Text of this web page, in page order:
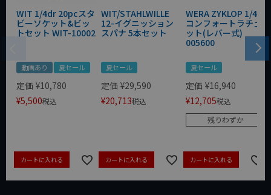
WIT 1/4dr 20pcスタ
ビーソケット&ビッ
トセット WIT-10002
動画あり 夏セール
定価 ¥10,780
¥5,500税込
カートに入れる
WIT/STAHLWILLE
12-イグニッション
スパナ 5本セット
夏セール
定価 ¥29,590
¥20,713税込
カートに入れる
WERA ZYKLOP 1/4"
コンフォートラチェ
ット(レバー式)
005600
夏セール
定価 ¥16,940
¥12,705税込
残りわずか
カートに入れる